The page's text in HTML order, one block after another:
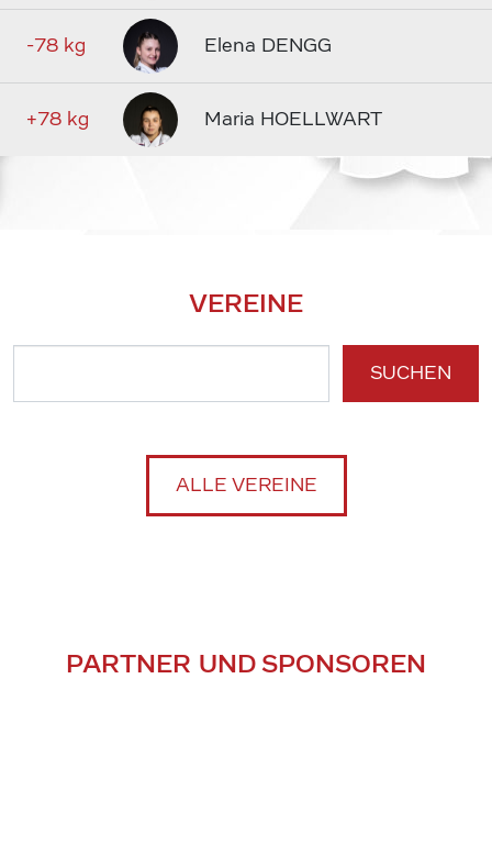
-78 kg Elena DENGG
+78 kg Maria HOELLWART
VEREINE
SUCHEN
ALLE VEREINE
PARTNER UND SPONSOREN